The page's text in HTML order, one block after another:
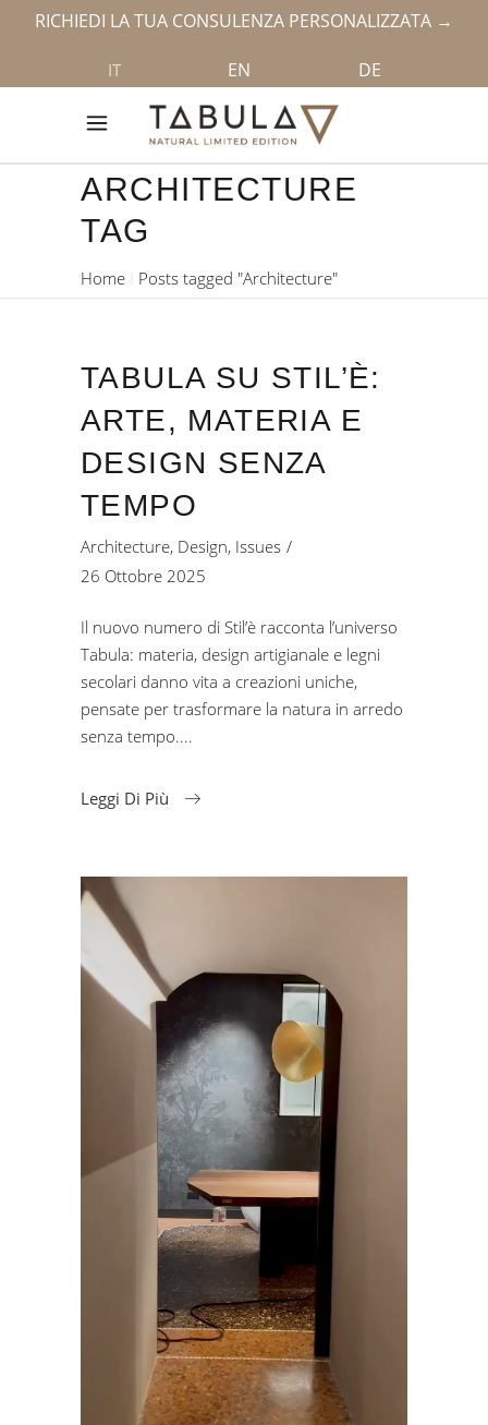
RICHIEDI LA TUA CONSULENZA PERSONALIZZATA →
IT EN DE
ARCHITECTURE
TAG
Home Posts tagged "Architecture"
TABULA SU STIL’È:
ARTE, MATERIA E
DESIGN SENZA
TEMPO
Architecture, Design, Issues
26 Ottobre 2025
Il nuovo numero di Stil’è racconta l’universo
Tabula: materia, design artigianale e legni
secolari danno vita a creazioni uniche,
pensate per trasformare la natura in arredo
senza tempo.
Leggi Di Più